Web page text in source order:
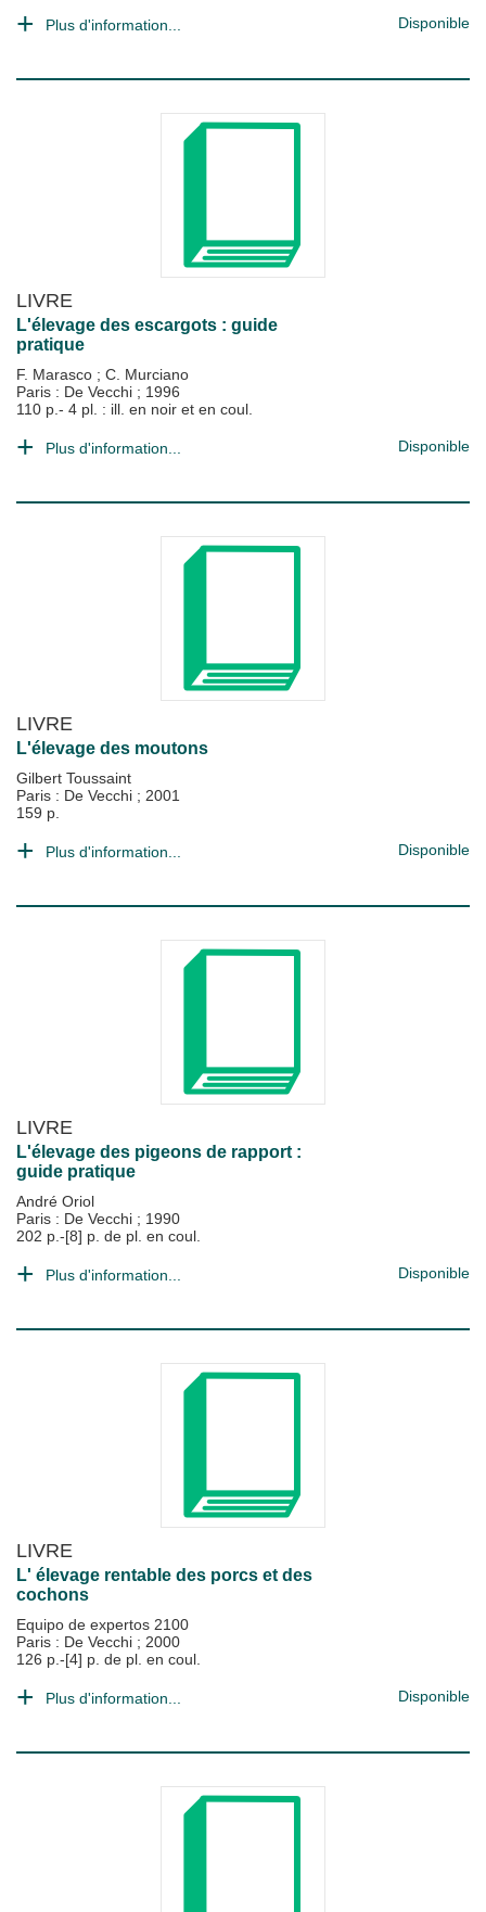
Plus d'information... Disponible
LIVRE
L'élevage des escargots : guide
pratique
F. Marasco ; C. Murciano
Paris : De Vecchi ; 1996
110 p.- 4 pl. : ill. en noir et en coul.
Plus d'information... Disponible
LIVRE
L'élevage des moutons
Gilbert Toussaint
Paris : De Vecchi ; 2001
159 p.
Plus d'information... Disponible
LIVRE
L'élevage des pigeons de rapport :
guide pratique
André Oriol
Paris : De Vecchi ; 1990
202 p.-[8] p. de pl. en coul.
Plus d'information... Disponible
LIVRE
L' élevage rentable des porcs et des
cochons
Equipo de expertos 2100
Paris : De Vecchi ; 2000
126 p.-[4] p. de pl. en coul.
Plus d'information... Disponible